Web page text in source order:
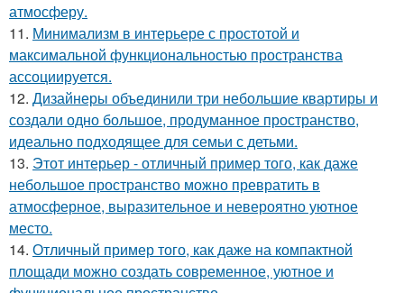
атмосферу.
11. Минимализм в интерьере с простотой и
максимальной функциональностью пространства
ассоциируется.
12. Дизайнеры объединили три небольшие квартиры и
создали одно большое, продуманное пространство,
идеально подходящее для семьи с детьми.
13. Этот интерьер - отличный пример того, как даже
небольшое пространство можно превратить в
атмосферное, выразительное и невероятно уютное
место.
14. Отличный пример того, как даже на компактной
площади можно создать современное, уютное и